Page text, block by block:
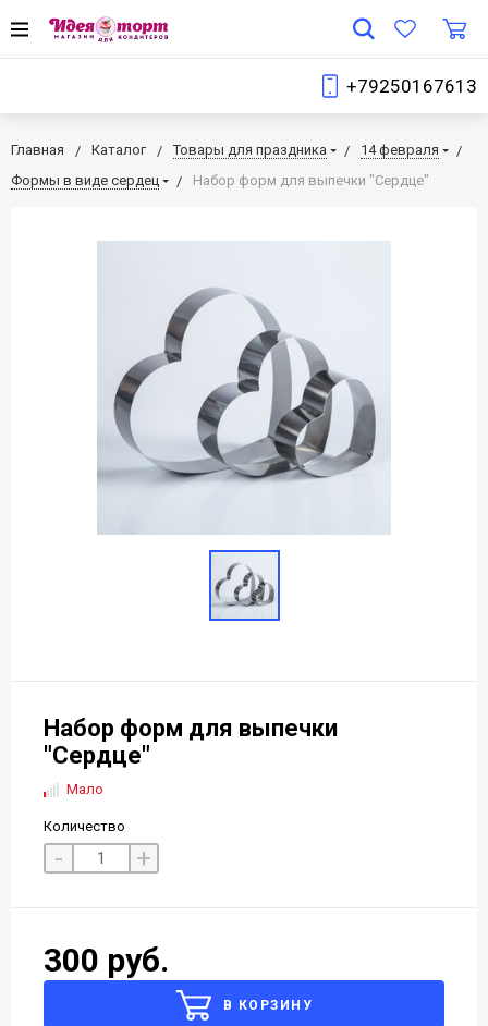
+79250167613
Главная Каталог Товары для праздника
14 февраля
Формы в виде сердец
Набор форм для выпечки "Сердце"
Набор форм для выпечки
"Сердце"
Мало
Количество
- +
300 руб.
В КОРЗИНУ